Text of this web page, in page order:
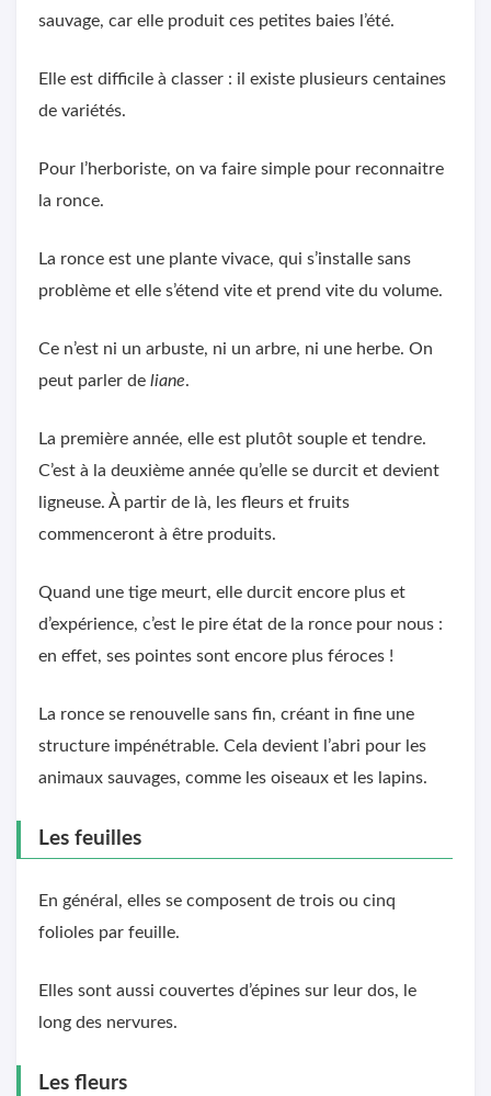
sauvage, car elle produit ces petites baies l’été.
Elle est difficile à classer : il existe plusieurs centaines
de variétés.
Pour l’herboriste, on va faire simple pour reconnaitre
la ronce.
La ronce est une plante vivace, qui s’installe sans
problème et elle s’étend vite et prend vite du volume.
Ce n’est ni un arbuste, ni un arbre, ni une herbe. On
peut parler de liane.
La première année, elle est plutôt souple et tendre.
C’est à la deuxième année qu’elle se durcit et devient
ligneuse. À partir de là, les fleurs et fruits
commenceront à être produits.
Quand une tige meurt, elle durcit encore plus et
d’expérience, c’est le pire état de la ronce pour nous :
en effet, ses pointes sont encore plus féroces !
La ronce se renouvelle sans fin, créant in fine une
structure impénétrable. Cela devient l’abri pour les
animaux sauvages, comme les oiseaux et les lapins.
Les feuilles
En général, elles se composent de trois ou cinq
folioles par feuille.
Elles sont aussi couvertes d’épines sur leur dos, le
long des nervures.
Les fleurs